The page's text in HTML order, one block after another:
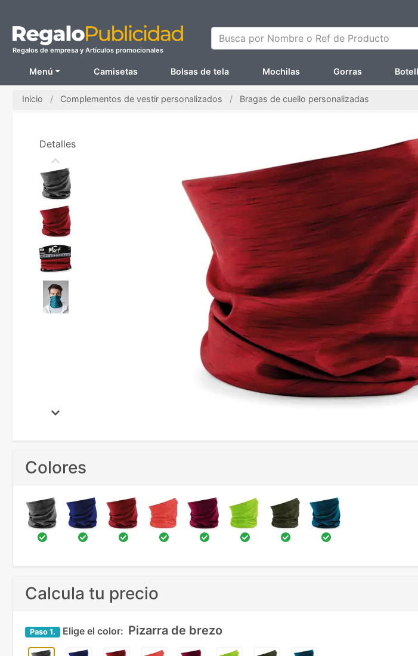
Regalos de empresa y Artículos promocionales
Busca por Nombre o Ref de Producto
Menú Camisetas Bolsas de tela Mochilas Gorras
Inicio Complementos de vestir personalizados Bragas de cuello personalizadas
Detalles
Colores
Calcula tu precio
Paso 1. Elige el color: Pizarra de brezo